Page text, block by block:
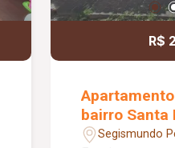
R$
bairro Santa
Segismundo